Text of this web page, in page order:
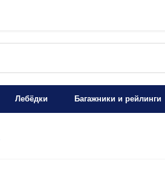
Лебёдки Багажники и рейлинги